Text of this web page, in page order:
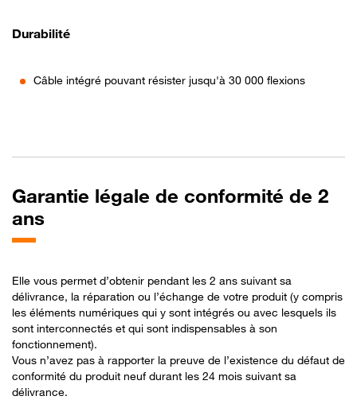
Durabilité
Câble intégré pouvant résister jusqu'à 30 000 flexions
Garantie légale de conformité de 2
ans
Elle vous permet d’obtenir pendant les 2 ans suivant sa
délivrance, la réparation ou l’échange de votre produit (y compris
les éléments numériques qui y sont intégrés ou avec lesquels ils
sont interconnectés et qui sont indispensables à son
fonctionnement).
Vous n’avez pas à rapporter la preuve de l’existence du défaut de
conformité du produit neuf durant les 24 mois suivant sa
délivrance.